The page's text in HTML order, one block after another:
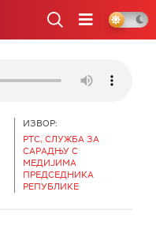
ИЗВОР:
РТС, СЛУЖБА ЗА
САРАДЊУ С
МЕДИЈИМА
ПРЕДСЕДНИКА
РЕПУБЛИКЕ